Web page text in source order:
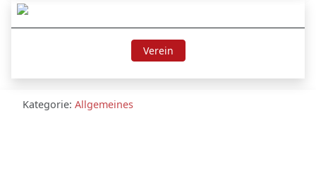
Verein
Kategorie: Allgemeines